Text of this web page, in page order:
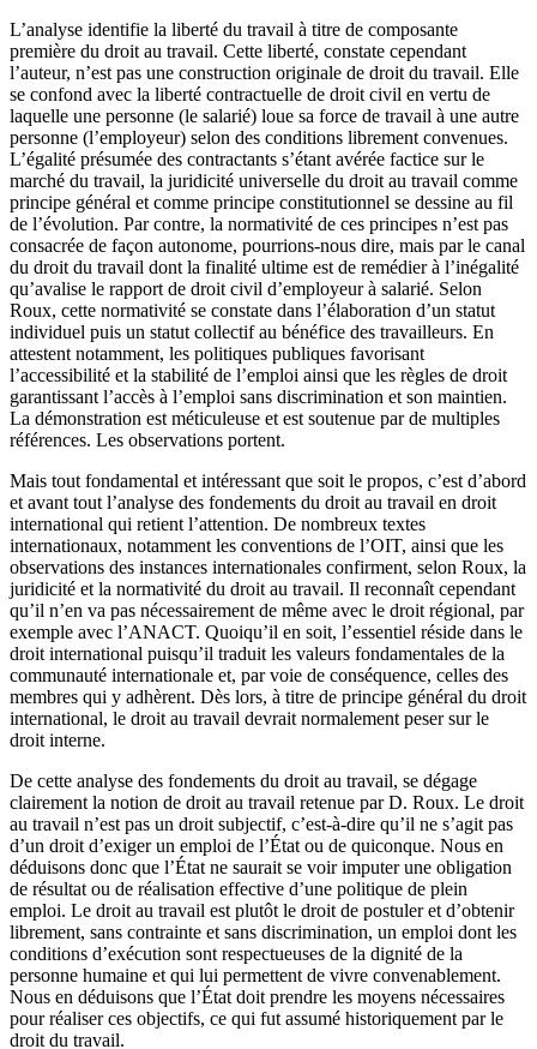
L’analyse identifie la liberté du travail à titre de composante
première du droit au travail. Cette liberté, constate cependant
l’auteur, n’est pas une construction originale de droit du travail. Elle
se confond avec la liberté contractuelle de droit civil en vertu de
laquelle une personne (le salarié) loue sa force de travail à une autre
personne (l’employeur) selon des conditions librement convenues.
L’égalité présumée des contractants s’étant avérée factice sur le
marché du travail, la juridicité universelle du droit au travail comme
principe général et comme principe constitutionnel se dessine au fil
de l’évolution. Par contre, la normativité de ces principes n’est pas
consacrée de façon autonome, pourrions-nous dire, mais par le canal
du droit du travail dont la finalité ultime est de remédier à l’inégalité
qu’avalise le rapport de droit civil d’employeur à salarié. Selon
Roux, cette normativité se constate dans l’élaboration d’un statut
individuel puis un statut collectif au bénéfice des travailleurs. En
attestent notamment, les politiques publiques favorisant
l’accessibilité et la stabilité de l’emploi ainsi que les règles de droit
garantissant l’accès à l’emploi sans discrimination et son maintien.
La démonstration est méticuleuse et est soutenue par de multiples
références. Les observations portent.
Mais tout fondamental et intéressant que soit le propos, c’est d’abord
et avant tout l’analyse des fondements du droit au travail en droit
international qui retient l’attention. De nombreux textes
internationaux, notamment les conventions de l’OIT, ainsi que les
observations des instances internationales confirment, selon Roux, la
juridicité et la normativité du droit au travail. Il reconnaît cependant
qu’il n’en va pas nécessairement de même avec le droit régional, par
exemple avec l’ANACT. Quoiqu’il en soit, l’essentiel réside dans le
droit international puisqu’il traduit les valeurs fondamentales de la
communauté internationale et, par voie de conséquence, celles des
membres qui y adhèrent. Dès lors, à titre de principe général du droit
international, le droit au travail devrait normalement peser sur le
droit interne.
De cette analyse des fondements du droit au travail, se dégage
clairement la notion de droit au travail retenue par D. Roux. Le droit
au travail n’est pas un droit subjectif, c’est-à-dire qu’il ne s’agit pas
d’un droit d’exiger un emploi de l’État ou de quiconque. Nous en
déduisons donc que l’État ne saurait se voir imputer une obligation
de résultat ou de réalisation effective d’une politique de plein
emploi. Le droit au travail est plutôt le droit de postuler et d’obtenir
librement, sans contrainte et sans discrimination, un emploi dont les
conditions d’exécution sont respectueuses de la dignité de la
personne humaine et qui lui permettent de vivre convenablement.
Nous en déduisons que l’État doit prendre les moyens nécessaires
pour réaliser ces objectifs, ce qui fut assumé historiquement par le
droit du travail.